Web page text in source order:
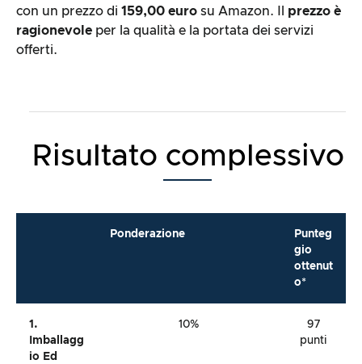
con un prezzo di 159,00 euro su Amazon. Il prezzo è
ragionevole per la qualità e la portata dei servizi
offerti.
Risultato complessivo
Ponderazione
Punteg
gio
ottenut
o*
1.
Imballagg
Io Ed
10%
97
punti